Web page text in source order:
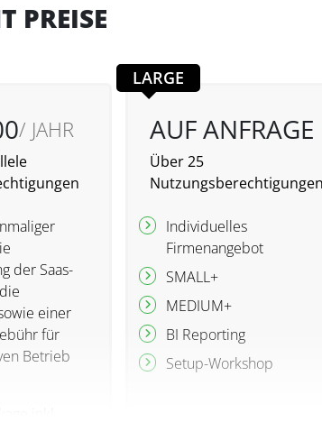
PREISE
/ JAHR
der Saas-
einer
für
Betrieb
LARGE
AUF ANFRAGE
Über 25
Individuelles
Firmenangebot
SMALL+
MEDIUM+
BI Reporting
Setup-Workshop